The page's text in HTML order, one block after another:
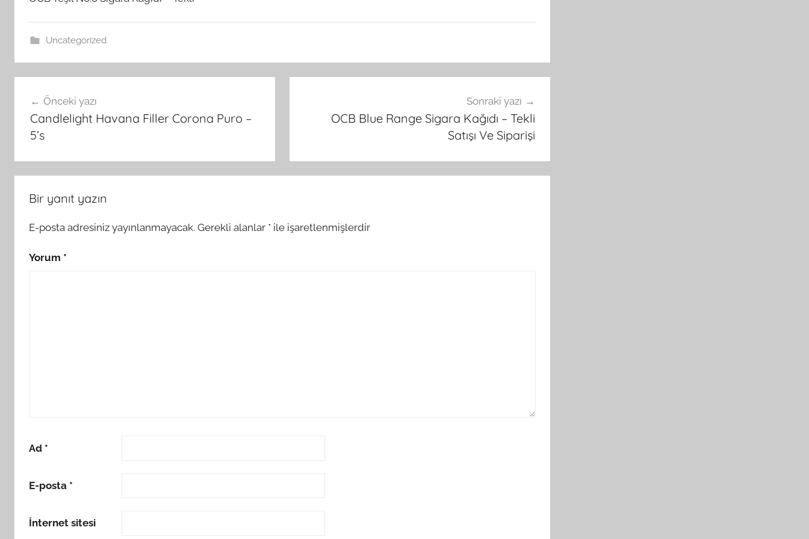
Uncategorized
gezinmesi
Önceki yazı
Candlelight Havana Filler Corona Puro –
5’s
Sonraki yazı
OCB Blue Range Sigara Kağıdı – Tekli
Satışı Ve Siparişi
Bir yanıt yazın
E-posta adresiniz yayınlanmayacak. Gerekli alanlar * ile işaretlenmişlerdir
Yorum *
Ad *
E-posta *
İnternet sitesi